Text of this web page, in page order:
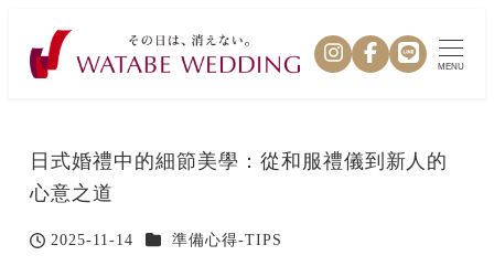
MENU
日式婚禮中的細節美學：從和服禮儀到新人的
心意之道
投稿日
2025-11-14 カテゴリー
準備心得-TIPS